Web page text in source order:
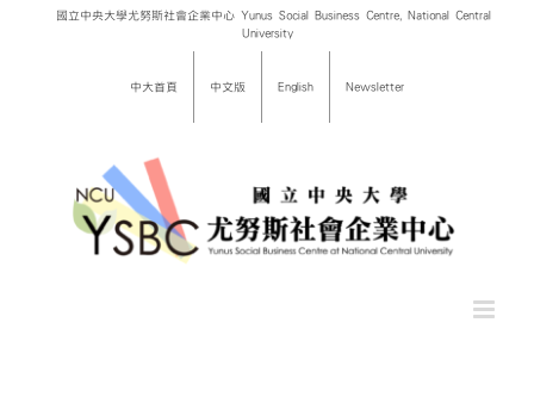
國立中央大學尤努斯社會企業中心 Yunus Social Business Centre, National Central
University
中大首頁 中文版 English Newsletter